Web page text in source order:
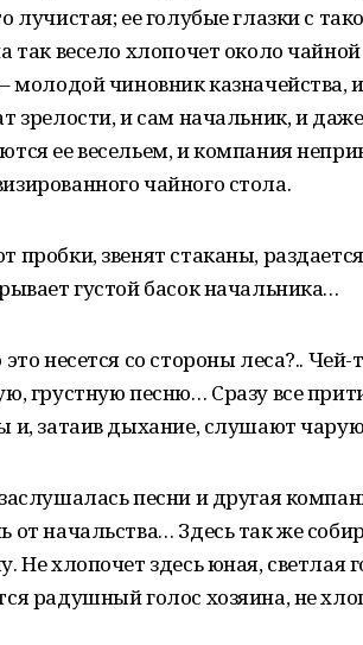
лучистая; ее голубые глазки с
так весело хлопочет около
молодой чиновник казначейства,
зрелости, и сам начальник, и
ее весельем, и компания
чайного стола.
пробки, звенят стаканы,
густой басок начальника…
несется со стороны леса?..
грустную песню… Сразу все
и, затаив дыхание, слушают
песни и другая
от начальства… Здесь так же
Не хлопочет здесь юная,
радушный голос хозяина, не